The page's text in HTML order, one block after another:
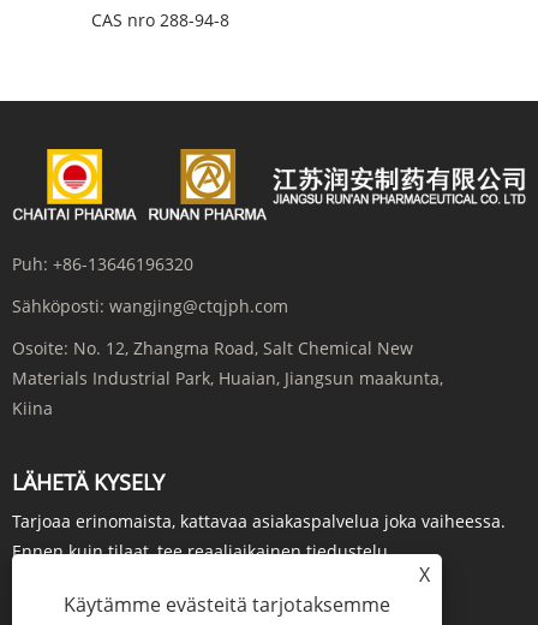
CAS nro 288-94-8
Puh: +86-13646196320
Sähköposti: wangjing@ctqjph.com
Osoite: No. 12, Zhangma Road, Salt Chemical New
Materials Industrial Park, Huaian, Jiangsun maakunta,
Kiina
LÄHETÄ KYSELY
Tarjoaa erinomaista, kattavaa asiakaspalvelua joka vaiheessa.
Ennen kuin tilaat, tee reaaliaikainen tiedustelu...
KYSY NYT
X
Käytämme evästeitä tarjotaksemme